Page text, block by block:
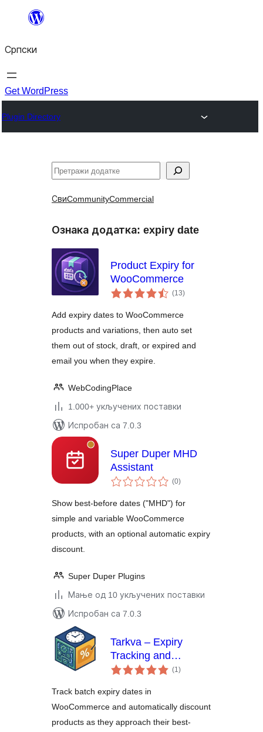
Скочи
садржај
Српски
Get WordPress
Plugin Directory
Претрага
СвиCommunityCommercial
Ознака додатка: expiry date
Product Expiry for
WooCommerce
(13укупних
оцена
)
Add expiry dates to WooCommerce
products and variations, then auto set
them out of stock, draft, or expired and
email you when they expire.
WebCodingPlace
1.000+ укључених поставки
Испробан са 7.0.3
Super Duper MHD
Assistant
(0укупних
оцена
)
Show best-before dates ("MHD") for
simple and variable WooCommerce
products, with an optional automatic expiry
discount.
Super Duper Plugins
Мање од 10 укључених поставки
Испробан са 7.0.3
Tarkva – Expiry
Tracking and
Discount Engine
(1укупних
оцена
)
Track batch expiry dates in
WooCommerce and automatically discount
products as they approach their best-